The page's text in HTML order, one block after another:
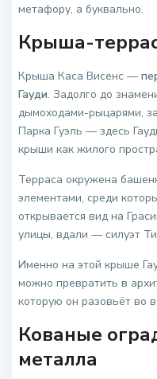
метафору, а буквально.
Крыша-
Крыша Каса Висенс —
Гауди. Задолго до
дымоходами-рыцарями,
Парка Гуэль — здесь
крыши как жилого
Терраса окружена
элементами, среди
открывается вид на
улицы, вдали — силуэт
Именно на этой крыше
можно превратить в
которую он разовьёт во
Кованые
металла